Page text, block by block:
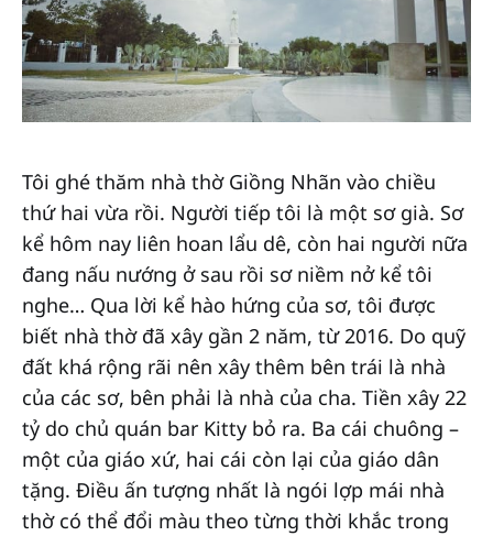
Tôi ghé thăm nhà thờ Giồng Nhãn vào chiều
thứ hai vừa rồi. Người tiếp tôi là một sơ già. Sơ
kể hôm nay liên hoan lẩu dê, còn hai người nữa
đang nấu nướng ở sau rồi sơ niềm nở kể tôi
nghe… Qua lời kể hào hứng của sơ, tôi được
biết nhà thờ đã xây gần 2 năm, từ 2016. Do quỹ
đất khá rộng rãi nên xây thêm bên trái là nhà
của các sơ, bên phải là nhà của cha. Tiền xây 22
tỷ do chủ quán bar Kitty bỏ ra. Ba cái chuông –
một của giáo xứ, hai cái còn lại của giáo dân
tặng. Điều ấn tượng nhất là ngói lợp mái nhà
thờ có thể đổi màu theo từng thời khắc trong